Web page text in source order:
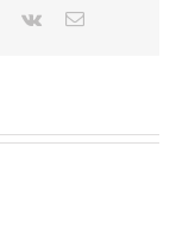
Pinterest
Vk Email